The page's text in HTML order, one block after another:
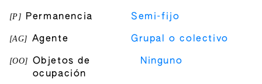
[P] Permanencia Semi-fijo
[AG] Agente Grupal o colectivo
[OO] Objetos de
ocupación
Ninguno